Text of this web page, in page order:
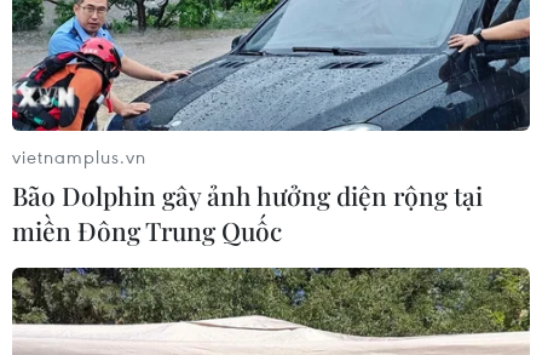
vietnamplus.vn
Bão Dolphin gây ảnh hưởng diện rộng tại
miền Đông Trung Quốc